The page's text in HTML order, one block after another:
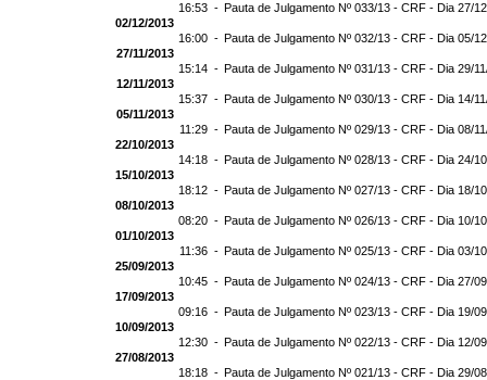
16:53 - Pauta de Julgamento Nº 033/13 - CRF - Dia 27/
02/12/2013
16:00 - Pauta de Julgamento Nº 032/13 - CRF - Dia 05/
27/11/2013
15:14 - Pauta de Julgamento Nº 031/13 - CRF - Dia 29/
12/11/2013
15:37 - Pauta de Julgamento Nº 030/13 - CRF - Dia 14/
05/11/2013
11:29 - Pauta de Julgamento Nº 029/13 - CRF - Dia 08/
22/10/2013
14:18 - Pauta de Julgamento Nº 028/13 - CRF - Dia 24/
15/10/2013
18:12 - Pauta de Julgamento Nº 027/13 - CRF - Dia 18/
08/10/2013
08:20 - Pauta de Julgamento Nº 026/13 - CRF - Dia 10/
01/10/2013
11:36 - Pauta de Julgamento Nº 025/13 - CRF - Dia 03/
25/09/2013
10:45 - Pauta de Julgamento Nº 024/13 - CRF - Dia 27/
17/09/2013
09:16 - Pauta de Julgamento Nº 023/13 - CRF - Dia 19/
10/09/2013
12:30 - Pauta de Julgamento Nº 022/13 - CRF - Dia 12/
27/08/2013
18:18 - Pauta de Julgamento Nº 021/13 - CRF - Dia 29/